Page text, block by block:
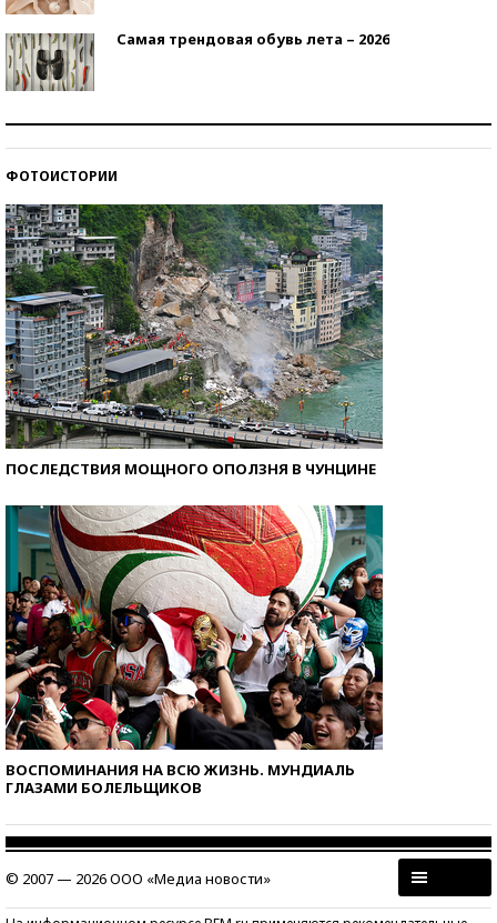
Самая трендовая обувь лета – 2026
ФОТОИСТОРИИ
ПОСЛЕДСТВИЯ МОЩНОГО ОПОЛЗНЯ В ЧУНЦИНЕ
ВОСПОМИНАНИЯ НА ВСЮ ЖИЗНЬ. МУНДИАЛЬ
ГЛАЗАМИ БОЛЕЛЬЩИКОВ
© 2007 — 2026 ООО «Медиа новости»